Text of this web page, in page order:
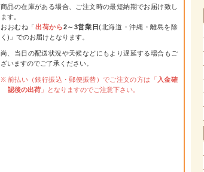
商品の在庫がある場合、ご注文時の最短納期でお届け致し
ます。
おおむね「出荷から2～3営業日(北海道・沖縄・離島を除
く)」でのお届けとなります。
尚、当日の配送状況や天候などにもより遅延する場合もご
ざいますのでご了承ください。
前払い（銀行振込・郵便振替）でご注文の方は「 入金確
認後の出荷 」となりますのでご注意下さい。